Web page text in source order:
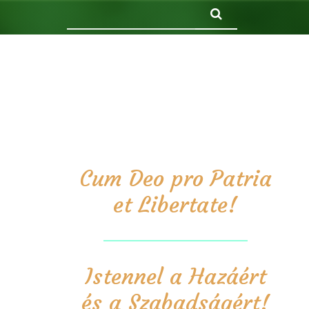
Cum Deo pro Patria
et Libertate!
Istennel a Hazáért
és a Szabadságért!